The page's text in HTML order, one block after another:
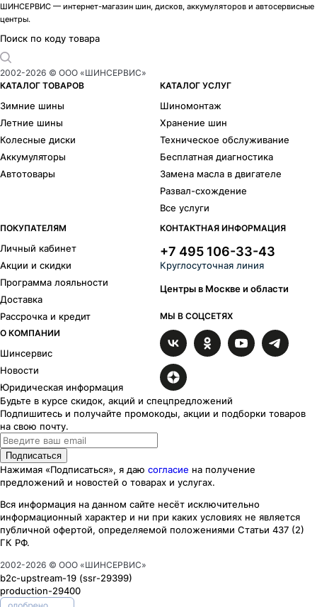
ШИНСЕРВИС — интернет-магазин шин, дисков, аккумуляторов и автосервисные
центры.
Поиск по коду товара
2002-2026 © ООО «ШИНСЕРВИС»
КАТАЛОГ ТОВАРОВ
Зимние шины
Летние шины
Колесные диски
Аккумуляторы
Автотовары
КАТАЛОГ УСЛУГ
Шиномонтаж
Хранение шин
Техническое обслуживание
Бесплатная диагностика
Замена масла в двигателе
Развал-схождение
Все услуги
ПОКУПАТЕЛЯМ
Личный кабинет
Акции и скидки
Программа лояльности
Доставка
Рассрочка и кредит
О КОМПАНИИ
Шинсервис
Новости
Юридическая информация
КОНТАКТНАЯ ИНФОРМАЦИЯ
+7 495 106-33-43
Круглосуточная линия
Центры в Москве и области
МЫ В СОЦСЕТЯХ
Будьте в курсе скидок, акций и спецпредложений
Подпишитесь и получайте промокоды, акции и подборки товаров
на свою почту.
Подписаться
Нажимая «Подписаться», я даю согласие на получение
предложений и новостей о товарах и услугах.
Вся информация на данном сайте несёт исключительно
информационный характер и ни при каких условиях не является
публичной офертой, определяемой положениями Статьи 437 (2)
ГК РФ.
2002-2026 © ООО «ШИНСЕРВИС»
b2c-upstream-19 (ssr-29399)
production-29400